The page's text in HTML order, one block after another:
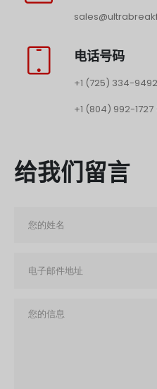
电话号码
+1 (725) 334-9492
+1 (804) 992-
给我们留言